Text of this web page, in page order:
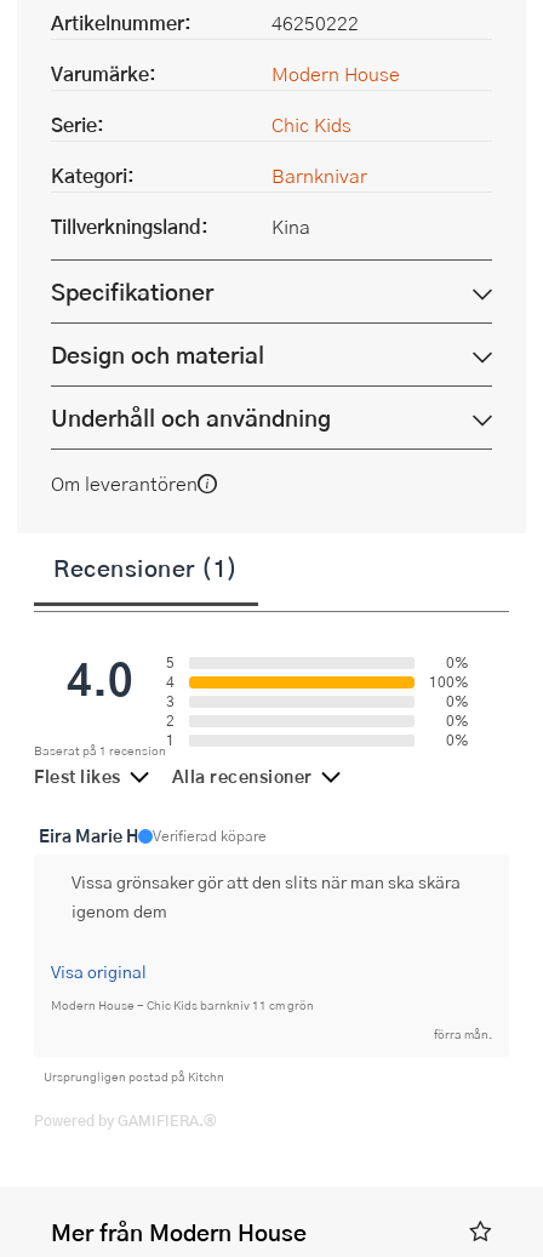
Artikelnummer:
46250222
Varumärke:
Modern House
Serie:
Chic Kids
Kategori:
Barnknivar
Tillverkningsland:
Kina
Specifikationer
Design och material
Underhåll och användning
Om leverantören
Recensioner (1)
4.0
Baserat på 1 recension
5
0%
4
100%
3
0%
2
0%
1
0%
Flest likes Alla recensioner
Eira Marie H Verifierad köpare
Vissa grönsaker gör att den slits när man ska skära
igenom dem
Visa original
Modern House - Chic Kids barnkniv 11 cm grön
förra mån.
Ursprungligen postad på Kitchn
Powered by GAMIFIERA.®
Mer från Modern House